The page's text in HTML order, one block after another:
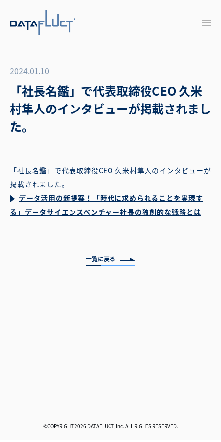
2024.01.10
「社長名鑑」で代表取締役CEO 久米
村隼人のインタビューが掲載されまし
た。
「社長名鑑」で代表取締役CEO 久米村隼人のインタビューが
掲載されました。
データ活用の新提案！「時代に求められることを実現す
る」データサイエンスベンチャー社長の独創的な戦略とは
一覧に戻る
©COPYRIGHT 2026 DATAFLUCT, Inc. ALL RIGHTS RESERVED.